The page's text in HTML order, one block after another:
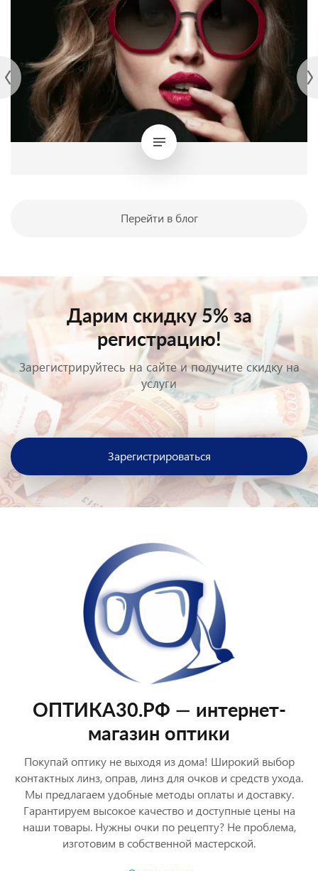
Перейти в блог
Дарим скидку 5% за
регистрацию!
Зарегистрируйтесь на сайте и получите скидку на
услуги
Зарегистрироваться
ОПТИКА30.РФ — интернет-
магазин оптики
Покупай оптику не выходя из дома! Широкий выбор
контактных линз, оправ, линз для очков и средств ухода.
Мы предлагаем удобные методы оплаты и доставку.
Гарантируем высокое качество и доступные цены на
наши товары. Нужны очки по рецепту? Не проблема,
изготовим в собственной мастерской.